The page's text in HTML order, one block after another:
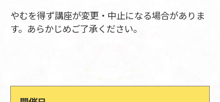
やむを得ず講座が変更・中止になる場合がありま
す。あらかじめご了承ください。